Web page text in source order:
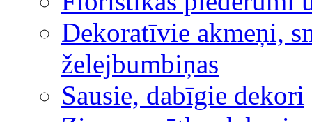
Dekoratīvie akmeņi,
želejbumbiņas
Sausie, dabīgie dekori